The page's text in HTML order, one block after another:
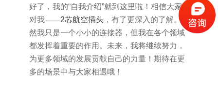
好了，我的“自我介绍”就到这里啦！相信大家
对我——2芯航空插头，有了更深入的了解。虽
然我只是一个小小的连接器，但我在各个领域
都发挥着重要的作用。未来，我将继续努力，
为更多领域的发展贡献自己的力量！期待在更
多的场景中与大家相遇哦！